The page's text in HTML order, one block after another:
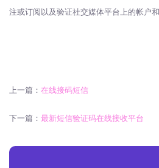
注或订阅以及验证社交媒体平台上的帐户和
上一篇： 在线接码短信
下一篇： 最新短信验证码在线接收平台